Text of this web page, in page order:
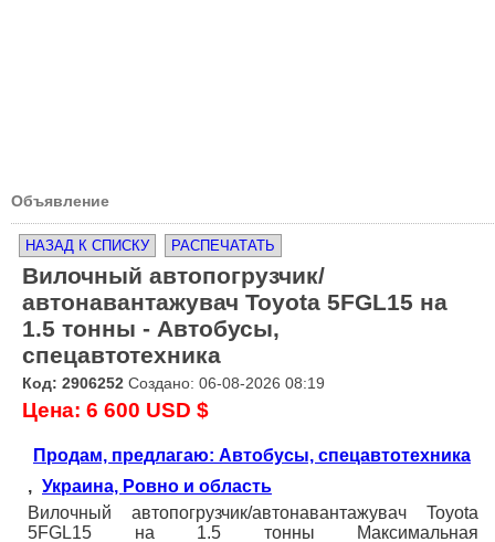
Объявление
НАЗАД К СПИСКУ РАСПЕЧАТАТЬ
Вилочный автопогрузчик/
автонавантажувач Toyota 5FGL15 на
1.5 тонны - Автобусы,
спецавтотехника
Код: 2906252 Создано: 06-08-2026 08:19
Цена: 6 600 USD $
Продам, предлагаю: Автобусы, спецавтотехника
, Украина, Ровно и область
Вилочный автопогрузчик/автонавантажувач Toyota
5FGL15 на 1.5 тонны Максимальная